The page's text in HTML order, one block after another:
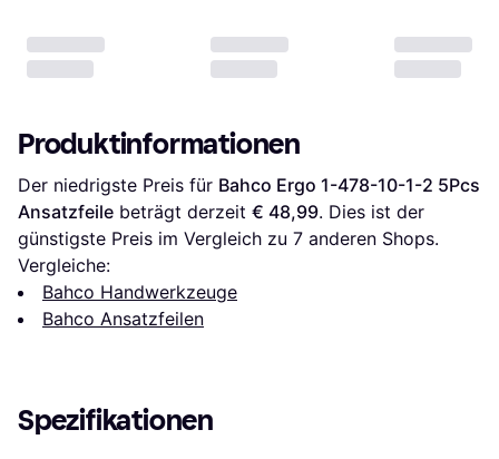
Produktinformationen
Der niedrigste Preis für Bahco Ergo 1-478-10-1-2 5Pcs
Ansatzfeile beträgt derzeit € 48,99. Dies ist der
günstigste Preis im Vergleich zu 7 anderen Shops.
Vergleiche:
Bahco Handwerkzeuge
Bahco Ansatzfeilen
Spezifikationen